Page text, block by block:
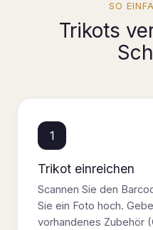
SO
Trikots
1
Trikot einreichen
Scannen Sie den
Sie ein Foto hoch.
vorhandenes Zubehör